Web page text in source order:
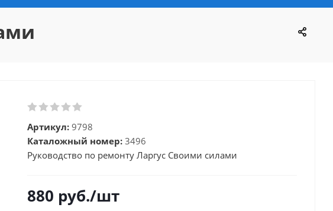
Артикул: 9798
Каталожный номер: 3496
Руководство по ремонту Ларгус Своими силами
880 руб./шт